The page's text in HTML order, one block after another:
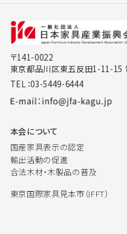
〒141-0022
東京都品川区東五反田1-11-15
TEL：03-5449-6444
本会について
国産家具表示の認定
輸出活動の促進
合法木材・木製品の普及
東京国際家具見本市（IFFT）